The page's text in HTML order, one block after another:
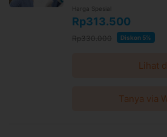
Harga Spesial
Rp313.500
Rp330.000 Diskon 5%
Lihat
Tanya via